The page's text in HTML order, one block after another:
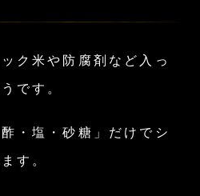
ク米や防腐剤など入っ
です。
・塩・砂糖」だけでシ
す。